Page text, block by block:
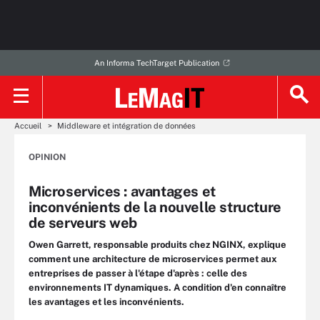
An Informa TechTarget Publication
Accueil Middleware et intégration de données
OPINION
Microservices : avantages et
inconvénients de la nouvelle structure
de serveurs web
Owen Garrett, responsable produits chez NGINX, explique
comment une architecture de microservices permet aux
entreprises de passer à l'étape d'après : celle des
environnements IT dynamiques. A condition d'en connaître
les avantages et les inconvénients.